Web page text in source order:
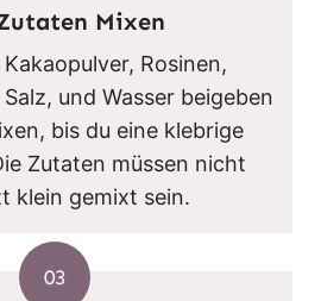
Mixen
Rosinen,
und Wasser beigeben
bis du eine klebrige
Zutaten müssen nicht
klein gemixt sein.
03